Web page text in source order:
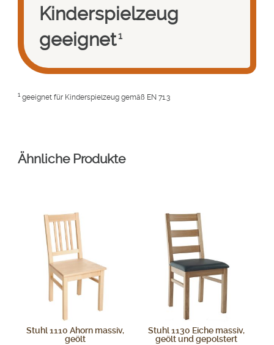
Kinderspielzeug
geeignet1
1 geeignet für Kinderspielzeug gemäß EN 71.3
Ähnliche Produkte
Stuhl 1110 Ahorn massiv,
geölt
Stuhl 1130 Eiche massiv,
geölt und gepolstert